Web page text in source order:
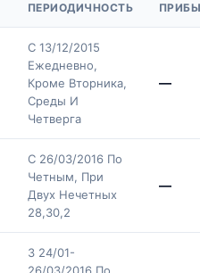
ПЕРИОДИЧНОСТЬ
С 13/12/2015
Ежедневно,
Кроме Вторника,
Среды И
Четверга
—
С 26/03/2016 По
Четным, При
Двух Нечетных
28,30,2
—
З 24/01-